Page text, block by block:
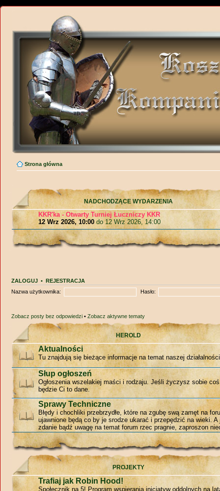
Strona główna
NADCHODZĄCE WYDARZENIA
KKR'ka - Otwarty Turniej Łuczniczy KKR
12 Wrz 2026, 10:00 do 12 Wrz 2026, 14:00
ZALOGUJ •REJESTRACJA
Nazwa użytkownika:
Hasło:
Zobacz posty bez odpowiedzi •Zobacz aktywne tematy
HEROLD
Aktualności
Tu znajdują się bieżące informacje na temat naszej
Słup ogłoszeń
Ogłoszenia wszelakiej maści i rodzaju. Jeśli życzysz sobie
będzie Ci to dane.
Sprawy Techniczne
Błędy i chochliki przebrzydłe, które na zgubę swą zamęt na
ujawnione będą co by je srodze ukarać i przepędzić na wieki.
zdanie bądź uwagę na temat forum rzec pragnie, zaproszon
PROJEKTY
Trafiaj jak Robin Hood!
Społecznik na 5! Program wspierania inicjatyw oddolnych na